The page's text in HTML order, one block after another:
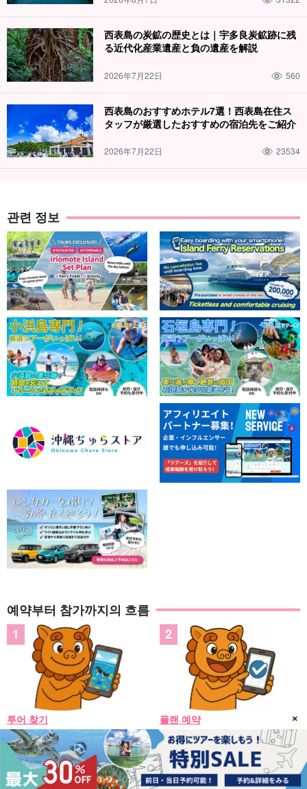
西表島の炭鉱の歴史とは｜宇多良炭鉱跡に残
る近代化産業遺産と負の遺産を解説
2026年7月22日 560
西表島のおすすめホテル7選！西表島在住ス
タッフが厳選したおすすめの宿泊先をご紹介
2026年7月22日 23534
관련 정보
예약부터 참가까지의 흐름
투어 찾기
시간대나 체험 내용에서
원하는 투어를 선택해 보세요
플랜 예약
날짜, 인원수, 옵션
등을 선택해 신청한다!
×